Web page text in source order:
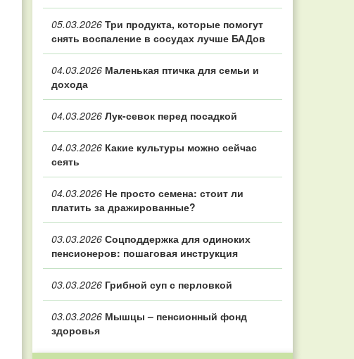
05.03.2026 Три продукта, которые помогут
снять воспаление в сосудах лучше БАДов
04.03.2026 Маленькая птичка для семьи и
дохода
04.03.2026 Лук-севок перед посадкой
04.03.2026 Какие культуры можно сейчас
сеять
04.03.2026 Не просто семена: стоит ли
платить за дражированные?
03.03.2026 Соцподдержка для одиноких
пенсионеров: пошаговая инструкция
03.03.2026 Грибной суп с перловкой
03.03.2026 Мышцы – пенсионный фонд
здоровья